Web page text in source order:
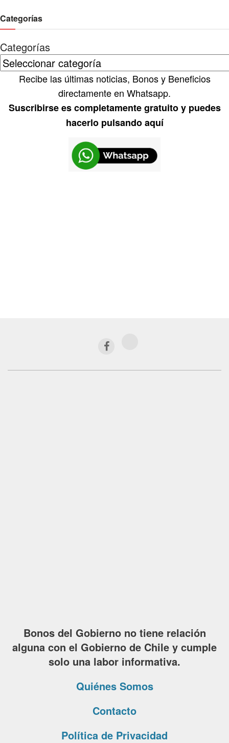
Categorías
Categorías
Recibe las últimas noticias, Bonos y Beneficios
directamente en Whatsapp.
Suscribirse es completamente gratuito y puedes
hacerlo pulsando aquí
Bonos del Gobierno no tiene relación
alguna con el Gobierno de Chile y cumple
solo una labor informativa.
Quiénes Somos
Contacto
Política de Privacidad